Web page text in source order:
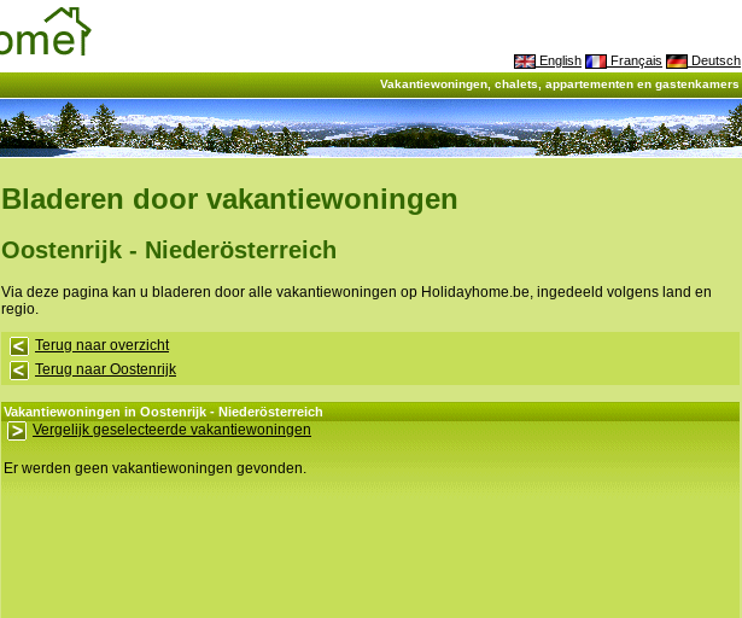
English Français Deutsch
Vakantiewoningen, chalets, appartementen en gastenkamers
Bladeren door vakantiewoningen
Oostenrijk - Niederösterreich
Via deze pagina kan u bladeren door alle vakantiewoningen op Holidayhome.be, ingedeeld volgens land en
regio.
Terug naar overzicht
Terug naar Oostenrijk
Vakantiewoningen in Oostenrijk - Niederösterreich
Vergelijk geselecteerde vakantiewoningen
Er werden geen vakantiewoningen gevonden.